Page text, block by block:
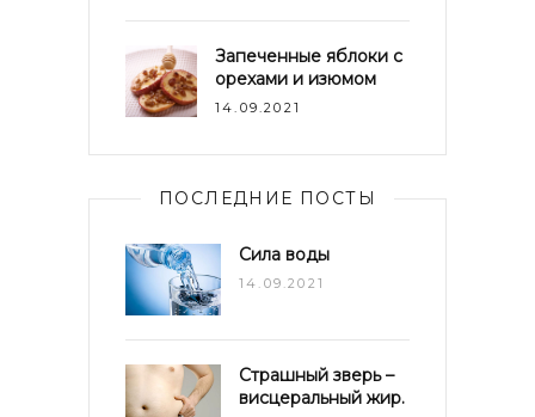
Запеченные яблоки с
орехами и изюмом
14.09.2021
ПОСЛЕДНИЕ ПОСТЫ
Сила воды
14.09.2021
Страшный зверь –
висцеральный жир.